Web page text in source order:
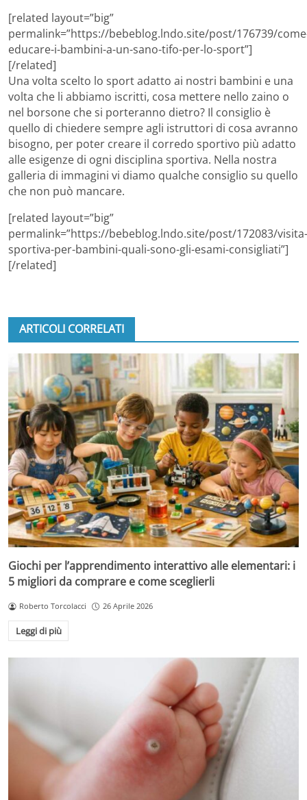
[related layout=”big”
permalink=”https://bebeblog.lndo.site/post/176739/
educare-i-bambini-a-un-sano-tifo-per-lo-sport”]
[/related]
Una volta scelto lo sport adatto ai nostri bambini e una
volta che li abbiamo iscritti, cosa mettere nello zaino o
nel borsone che si porteranno dietro? Il consiglio è
quello di chiedere sempre agli istruttori di cosa avranno
bisogno, per poter creare il corredo sportivo più adatto
alle esigenze di ogni disciplina sportiva. Nella nostra
galleria di immagini vi diamo qualche consiglio su quello
che non può mancare.
[related layout=”big”
permalink=”https://bebeblog.lndo.site/post/172083/visita-
sportiva-per-bambini-quali-sono-gli-esami-consigliati”]
[/related]
ARTICOLI CORRELATI
Giochi per l’apprendimento interattivo alle elementari: i
5 migliori da comprare e come sceglierli
Roberto Torcolacci 26 Aprile 2026
Leggi di più